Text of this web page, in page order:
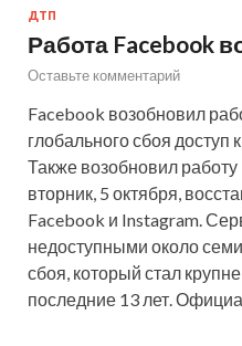
ДТП
Работа Facebook
Оставьте комментарий
Facebook возобновил
глобального сбоя доступ
Также возобновил
вторник, 5 октября,
Facebook и Instagram.
недоступными около
сбоя, который стал
последние 13 лет.